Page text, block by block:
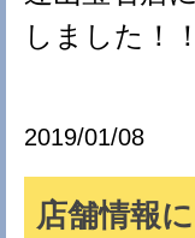
しました！！
2019/01/08
店舗情報